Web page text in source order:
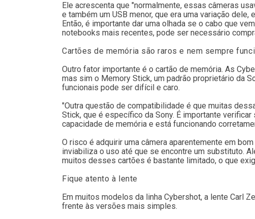
Ele acrescenta que "normalmente, essas câmeras
e também um USB menor, que era uma variação
Então, é importante dar uma olhada se o cabo que
notebooks mais recentes, pode ser necessário
Cartões de memória são raros e nem sempre
Outro fator importante é o cartão de memória. As
mas sim o Memory Stick, um padrão proprietário da
funcionais pode ser difícil e caro.
"Outra questão de compatibilidade é que muitas
Stick, que é específico da Sony. É importante
capacidade de memória e está funcionando
O risco é adquirir uma câmera aparentemente em
inviabiliza o uso até que se encontre um substituto.
muitos desses cartões é bastante limitado, o que
Fique atento à lente
Em muitos modelos da linha Cybershot, a lente Carl
frente às versões mais simples.